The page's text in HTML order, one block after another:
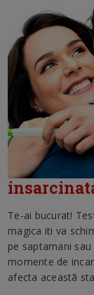
Te-ai bucurat!
magica iti va
pe saptamani
momente de
afecta aceastã